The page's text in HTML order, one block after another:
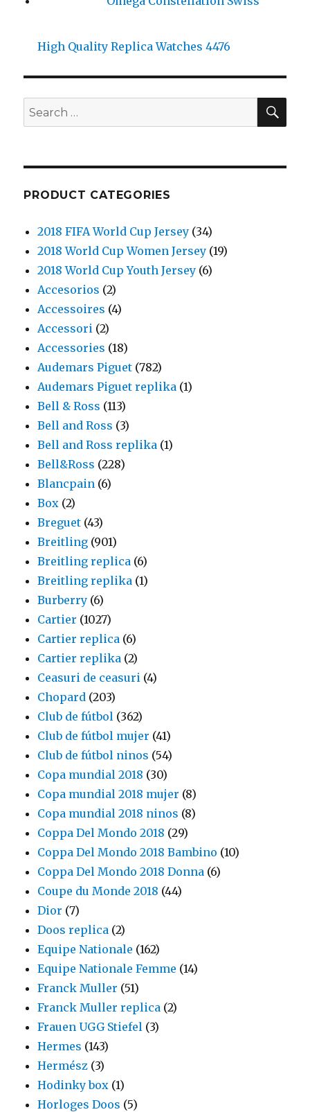
High Quality Replica Watches 4476
Search
for:
PRODUCT CATEGORIES
2018 FIFA World Cup Jersey (34)
2018 World Cup Women Jersey (19)
2018 World Cup Youth Jersey (6)
Accesorios (2)
Accessoires (4)
Accessori (2)
Accessories (18)
Audemars Piguet (782)
Audemars Piguet replika (1)
Bell & Ross (113)
Bell and Ross (3)
Bell and Ross replika (1)
Bell&Ross (228)
Blancpain (6)
Box (2)
Breguet (43)
Breitling (901)
Breitling replica (6)
Breitling replika (1)
Burberry (6)
Cartier (1027)
Cartier replica (6)
Cartier replika (2)
Ceasuri de ceasuri (4)
Chopard (203)
Club de fútbol (362)
Club de fútbol mujer (41)
Club de fútbol ninos (54)
Copa mundial 2018 (30)
Copa mundial 2018 mujer (8)
Copa mundial 2018 ninos (8)
Coppa Del Mondo 2018 (29)
Coppa Del Mondo 2018 Bambino (10)
Coppa Del Mondo 2018 Donna (6)
Coupe du Monde 2018 (44)
Dior (7)
Doos replica (2)
Equipe Nationale (162)
Equipe Nationale Femme (14)
Franck Muller (51)
Franck Muller replica (2)
Frauen UGG Stiefel (3)
Hermes (143)
Hermész (3)
Hodinky box (1)
Horloges Doos (5)